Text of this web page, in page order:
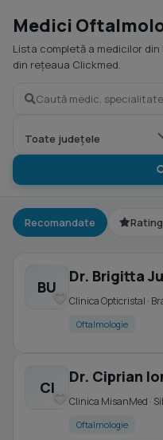
Medici
Lista completă a medicilor
din rețeaua Clickmed.
Recomandate
BU
Dr. Brigitta
Clinica Opticristal ·
Oftalmologie
CI
Dr. Ciprian
Clinica MisanMed ·
Oftalmologie